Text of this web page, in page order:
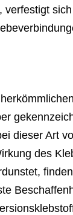
dieser Art
des